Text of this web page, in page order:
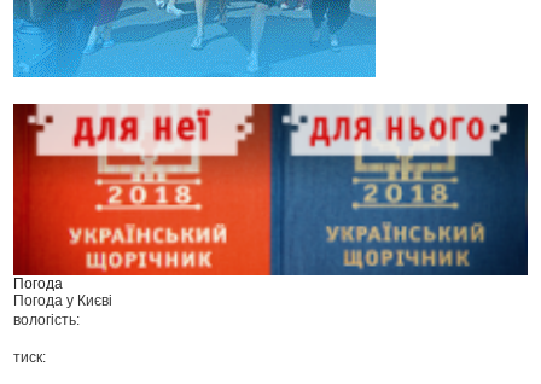
Погода
Погода у Києві
вологість:
тиск: